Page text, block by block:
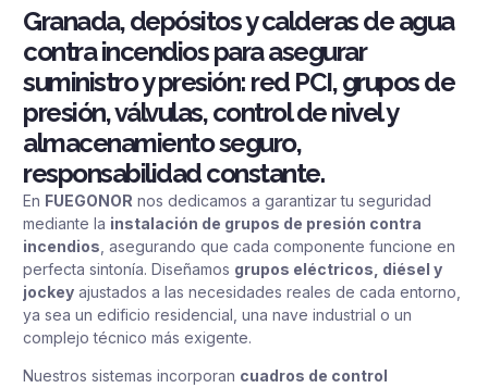
Granada, depósitos y calderas de agua
contra incendios para asegurar
suministro y presión: red PCI, grupos de
presión, válvulas, control de nivel y
almacenamiento seguro,
responsabilidad constante.
En FUEGONOR nos dedicamos a garantizar tu seguridad
mediante la instalación de grupos de presión contra
incendios , asegurando que cada componente funcione en
perfecta sintonía. Diseñamos grupos eléctricos, diésel y
jockey ajustados a las necesidades reales de cada entorno,
ya sea un edificio residencial, una nave industrial o un
complejo técnico más exigente.
Nuestros sistemas incorporan cuadros de control